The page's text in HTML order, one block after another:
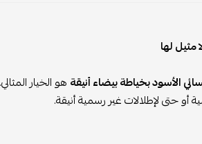
لها
الأسود بخياطة بيضاء أنيقة هو الخيار
أو حتى لإطلالات غير رسمية أنيقة.